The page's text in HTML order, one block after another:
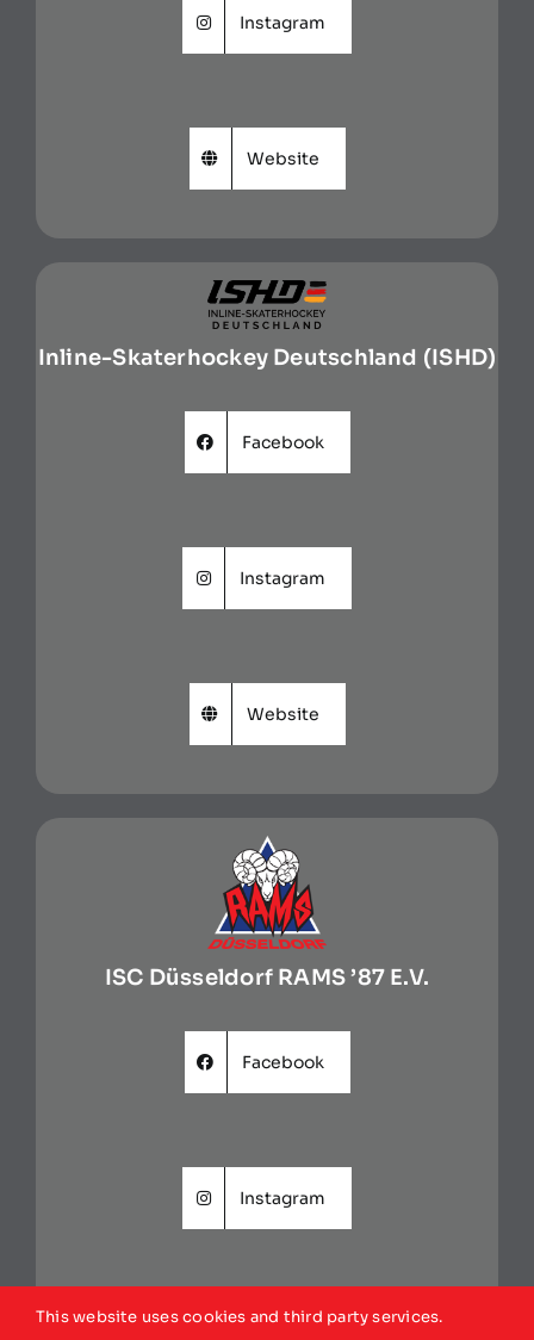
Instagram
Website
Inline-Skaterhockey Deutschland (ISHD)
Facebook
Instagram
Website
ISC Düsseldorf RAMS ’87 E.V.
Facebook
Instagram
This website uses cookies and third party services.